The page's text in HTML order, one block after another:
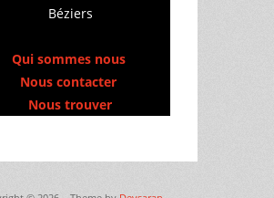
Béziers
Qui sommes nous
Nous contacter
Nous trouver